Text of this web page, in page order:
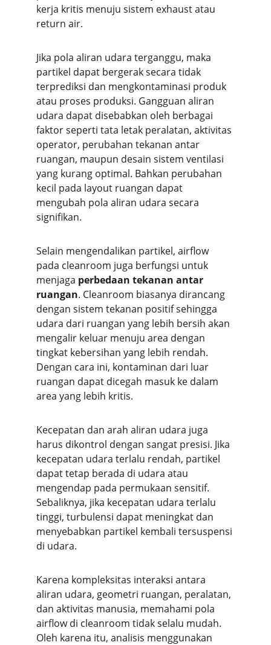
kerja kritis menuju sistem exhaust atau
return air.
Jika pola aliran udara terganggu, maka
partikel dapat bergerak secara tidak
terprediksi dan mengkontaminasi produk
atau proses produksi. Gangguan aliran
udara dapat disebabkan oleh berbagai
faktor seperti tata letak peralatan, aktivitas
operator, perubahan tekanan antar
ruangan, maupun desain sistem ventilasi
yang kurang optimal. Bahkan perubahan
kecil pada layout ruangan dapat
mengubah pola aliran udara secara
signifikan.
Selain mengendalikan partikel, airflow
pada cleanroom juga berfungsi untuk
menjaga perbedaan tekanan antar
ruangan. Cleanroom biasanya dirancang
dengan sistem tekanan positif sehingga
udara dari ruangan yang lebih bersih akan
mengalir keluar menuju area dengan
tingkat kebersihan yang lebih rendah.
Dengan cara ini, kontaminan dari luar
ruangan dapat dicegah masuk ke dalam
area yang lebih kritis.
Kecepatan dan arah aliran udara juga
harus dikontrol dengan sangat presisi. Jika
kecepatan udara terlalu rendah, partikel
dapat tetap berada di udara atau
mengendap pada permukaan sensitif.
Sebaliknya, jika kecepatan udara terlalu
tinggi, turbulensi dapat meningkat dan
menyebabkan partikel kembali tersuspensi
di udara.
Karena kompleksitas interaksi antara
aliran udara, geometri ruangan, peralatan,
dan aktivitas manusia, memahami pola
airflow di cleanroom tidak selalu mudah.
Oleh karena itu, analisis menggunakan